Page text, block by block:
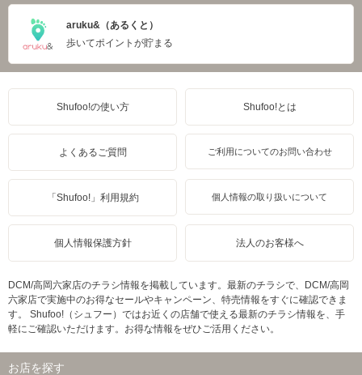
aruku&（あるくと）
歩いてポイントが貯まる
Shufoo!の使い方 Shufoo!とは
よくあるご質問 ご利用についてのお問い合わせ
「Shufoo!」利用規約 個人情報の取り扱いについて
個人情報保護方針 法人のお客様へ
DCM/高岡六家店のチラシ情報を掲載しています。最新のチラシで、DCM/高岡
六家店で実施中のお得なセールやキャンペーン、特売情報をすぐに確認できま
す。 Shufoo!（シュフー）ではお近くの店舗で使える最新のチラシ情報を、手
軽にご確認いただけます。お得な情報をぜひご活用ください。
お店を探す